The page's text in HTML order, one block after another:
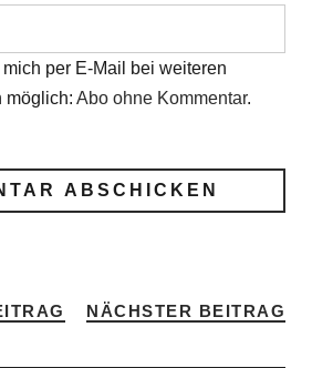
per E-Mail bei weiteren
möglich: Abo ohne Kommentar.
NÄCHSTER BEITRAG